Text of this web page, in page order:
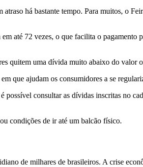
há bastante tempo. Para muitos, o
até 72 vezes, o que facilita o pagamento
quitem uma dívida muito abaixo do valor
que ajudam os consumidores a se
possível consultar as dívidas inscritas no
condições de ir até um balcão físico.
de milhares de brasileiros. A crise